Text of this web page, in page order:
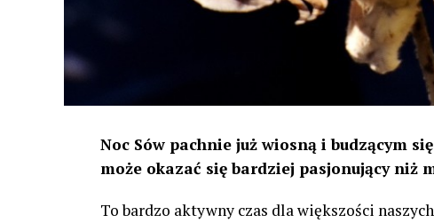
Noc Sów pachnie już wiosną i budzącym
może okazać się bardziej pasjonujący niż
To bardzo aktywny czas dla większości